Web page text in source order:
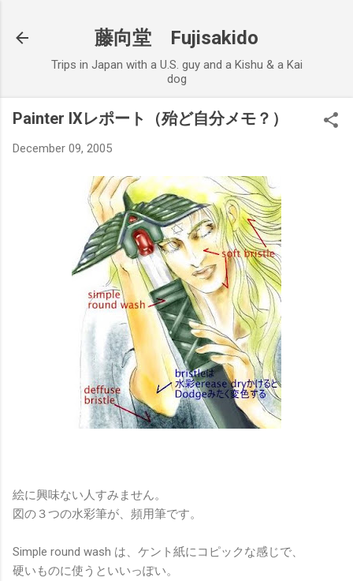
藤向堂 Fujisakido
Trips in Japan with a U.S. guy and a Kishu & a Kai
dog
Painter IXレポート（殆ど自分メモ？）
December 09, 2005
絵に興味ない人すみません。
図の３つの水彩筆が、頻用筆です。
Simple round wash は、ケント紙にコピックな感じで、
硬いものに使うといいっぽい。